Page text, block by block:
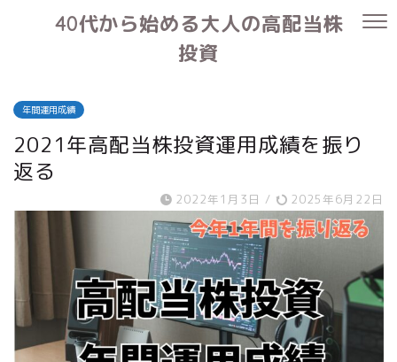
40代から始める大人の高配当株
投資
年間運用成績
2021年高配当株投資運用成績を振り
返る
2022年1月3日 / 2025年6月22日